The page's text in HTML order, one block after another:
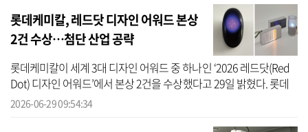
롯데케미칼, 레드닷 디자인 어워드 본상
2건 수상…첨단 산업 공략
롯데케미칼이 세계 3대 디자인 어워드 중 하나인 ‘2026 레드닷(Red
Dot) 디자인 어워드’에서 본상 2건을 수상했다고 29일 밝혔다. 롯데
케미칼은 ‘레드닷 디자인 어워드’는 1955년 독일에서 창설된 세계적
2026-06-29 09:54:34